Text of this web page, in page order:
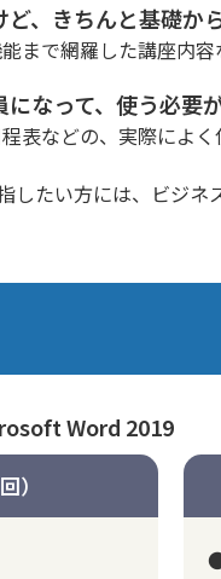
、きちんと基礎か
まで網羅した講座内
なって、使う必要
表などの、実際によく
たい方には、 ビジネ
Word 2019
）